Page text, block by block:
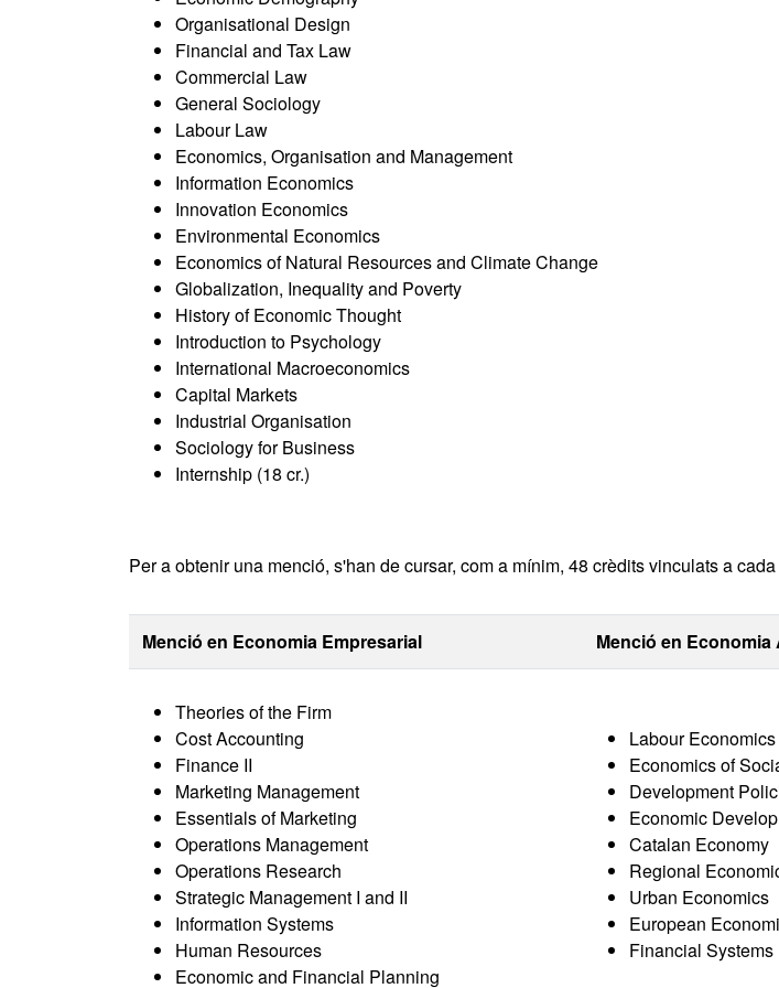
Organisational Design
Financial and Tax Law
Commercial Law
General Sociology
Labour Law
Economics, Organisation and Management
Information Economics
Innovation Economics
Environmental Economics
Economics of Natural Resources and Climate Change
Globalization, Inequality and Poverty
History of Economic Thought
Introduction to Psychology
International Macroeconomics
Capital Markets
Industrial Organisation
Sociology for Business
Internship (18 cr.)
Per a obtenir una menció, s'han de cursar, com a mínim, 48 crèdits vinculats a
Menció en Economia Empresarial Menció en Economia
Theories of the Firm
Cost Accounting
Finance II
Marketing Management
Essentials of Marketing
Operations Management
Operations Research
Strategic Management I and II
Information Systems
Human Resources
Economic and Financial Planning
Labour Economics
Economics of
Development
Economic
Catalan Economy
Regional
Urban Economics
European
Financial Systems